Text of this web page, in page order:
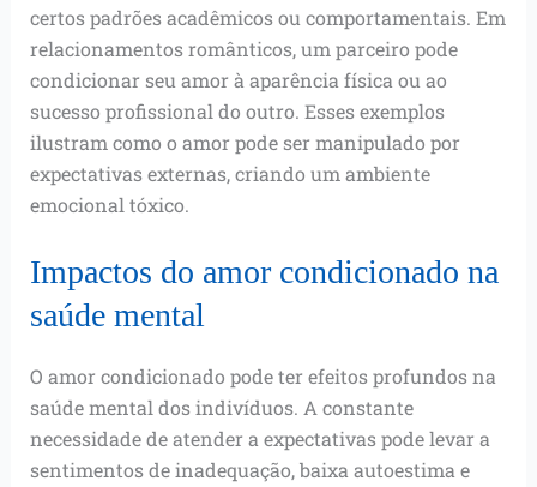
certos padrões acadêmicos ou comportamentais. Em
relacionamentos românticos, um parceiro pode
condicionar seu amor à aparência física ou ao
sucesso profissional do outro. Esses exemplos
ilustram como o amor pode ser manipulado por
expectativas externas, criando um ambiente
emocional tóxico.
Impactos do amor condicionado na
saúde mental
O amor condicionado pode ter efeitos profundos na
saúde mental dos indivíduos. A constante
necessidade de atender a expectativas pode levar a
sentimentos de inadequação, baixa autoestima e